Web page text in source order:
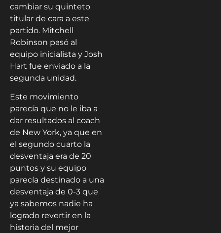
cambiar su quinteto
titular de cara a este
partido. Mitchell
Robinson pasó al
equipo inicialista y Josh
Hart fue enviado a la
segunda unidad.
Este movimiento
parecía que no le iba a
dar resultados al coach
de New York, ya que en
el segundo cuarto la
desventaja era de 20
puntos y su equipo
parecía destinado a una
desventaja de 0-3 que
ya sabemos nadie ha
logrado revertir en la
historia del mejor